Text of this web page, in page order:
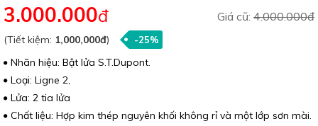
Giá cũ: 4.000.000đ
3.000.000đ
(Tiết kiệm: 1,000,000đ) -25%
Nhãn hiệu: Bật lửa S.T.Dupont.
Loại: Ligne 2,
Lửa: 2 tia lửa
Chất liệu: Hợp kim thép nguyên khối không rỉ và một lớp sơn mài.